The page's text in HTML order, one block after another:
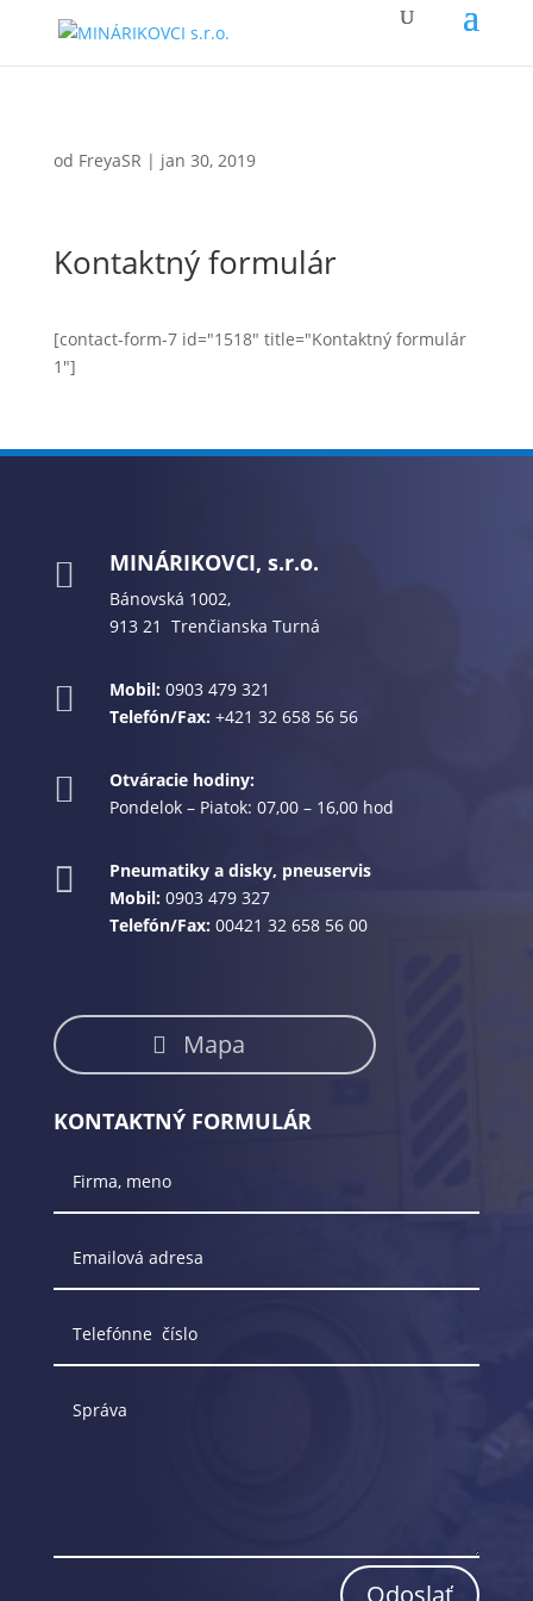
od FreyaSR | jan 30, 2019
Kontaktný formulár
[contact-form-7 id="1518" title="Kontaktný formulár
1"]
 MINÁRIKOVCI, s.r.o.
Bánovská 1002,
913 21 Trenčianska Turná
 Mobil:0903 479 321
Telefón/Fax:+421 32 658 56 56

Otváracie hodiny:
Pondelok – Piatok: 07,00 – 16,00 hod

Pneumatiky a disky, pneuservis
Mobil:0903 479 327
Telefón/Fax:00421 32 658 56 00
Mapa
KONTAKTNÝ FORMULÁR
Odoslať